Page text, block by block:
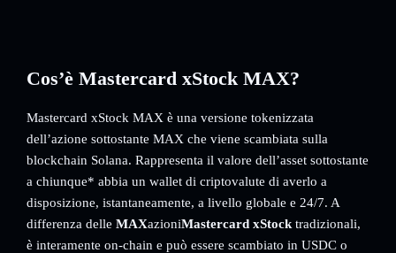
Cos’è Mastercard xStock MAX?
Mastercard xStock MAX è una versione tokenizzata
dell’azione sottostante MAX che viene scambiata sulla
blockchain Solana. Rappresenta il valore dell’asset sottostante
a chiunque* abbia un wallet di criptovalute di averlo a
disposizione, istantaneamente, a livello globale e 24/7. A
differenza delle MAXazioniMastercard xStock tradizionali,
è interamente on-chain e può essere scambiato in USDC o